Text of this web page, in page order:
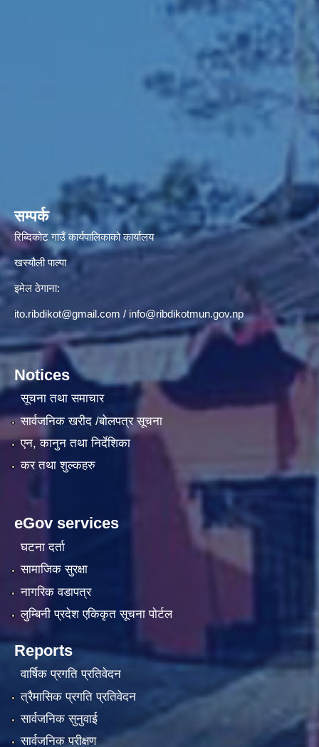
सम्पर्क
रिब्दिकोट गाउँ कार्यपालिकाको कार्यालय
खस्यौली पाल्पा
इमेल ठेगाना:
ito.ribdikot@gmail.com / info@ribdikotmun.gov.np
Notices
सूचना तथा समाचार
सार्वजनिक खरीद /बोलपत्र सूचना
एन, कानुन तथा निर्देशिका
कर तथा शुल्कहरु
eGov services
घटना दर्ता
सामाजिक सुरक्षा
नागरिक वडापत्र
लुम्बिनी प्रदेश एकिकृत सूचना पाेर्टल
Reports
वार्षिक प्रगति प्रतिवेदन
त्रैमासिक प्रगति प्रतिवेदन
सार्वजनिक सुनुवाई
सार्वजनिक परीक्षण